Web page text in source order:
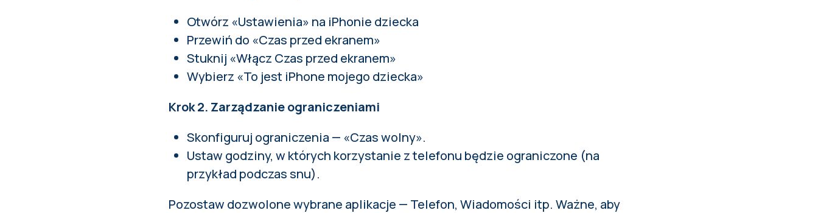
Otwórz «Ustawienia» na iPhonie dziecka
Przewiń do «Czas przed ekranem»
Stuknij «Włącz Czas przed ekranem»
Wybierz «To jest iPhone mojego dziecka»
Krok 2. Zarządzanie ograniczeniami
Skonfiguruj ograniczenia — «Czas wolny».
Ustaw godziny, w których korzystanie z telefonu będzie ograniczone (na
przykład podczas snu).
Pozostaw dozwolone wybrane aplikacje — Telefon, Wiadomości itp. Ważne, aby